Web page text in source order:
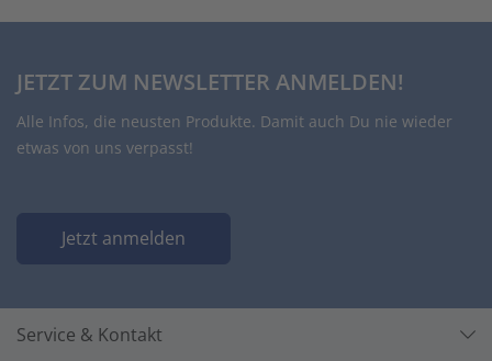
JETZT ZUM NEWSLETTER ANMELDEN!
Alle Infos, die neusten Produkte. Damit auch Du nie wieder
etwas von uns verpasst!
Jetzt anmelden
Service & Kontakt